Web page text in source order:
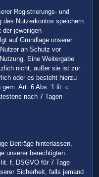
Registrierungs- und
des Nutzerkontos speichern
der jeweiligen
auf Grundlage unserer
an Schutz vor
Eine Weitergabe
nicht, außer sie ist zur
oder es besteht hierzu
gem. Art. 6 Abs. 1 lit. c
nach 7 Tagen
Beiträge hinterlassen,
unserer berechtigten
f. DSGVO für 7 Tage
Sicherheit, falls jemand